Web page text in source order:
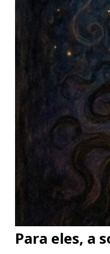
Para eles, a